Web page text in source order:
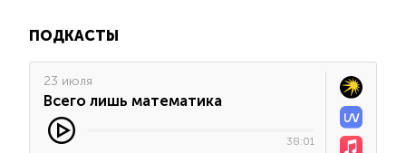
ПОДКАСТЫ
23 июля
Всего лишь математика
38:01